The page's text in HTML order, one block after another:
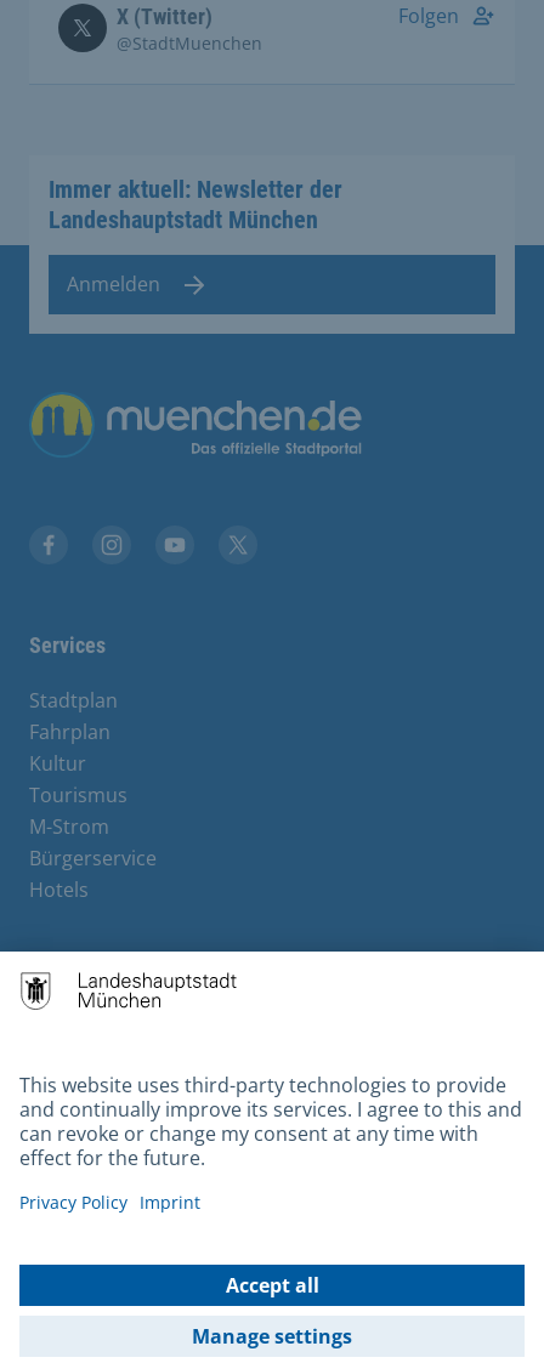
X (Twitter)
@StadtMuenchen
Folgen
Immer aktuell: Newsletter der
Landeshauptstadt München
Anmelden
Übergreifende Links
Services
Stadtplan
Fahrplan
Kultur
Tourismus
M-Strom
Bürgerservice
Hotels
Contact
Gebärdensprache
Datenschutz
Kontakt
© 2026 Portal München Betriebs GmbH & Co. KG - Ein Service der
Landeshauptstadt München und der Stadtwerke München GmbH